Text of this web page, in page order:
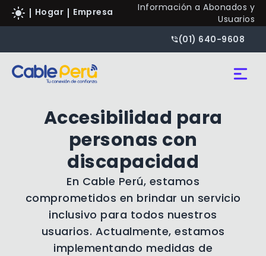
Hogar Empresa
Información a Abonados y
Usuarios
(01) 640-9608
CONTACTAREMOS
Tengo un Negocio
Accesibilidad para
personas con
discapacidad
En Cable Perú, estamos
comprometidos en brindar un servicio
inclusivo para todos nuestros
usuarios. Actualmente, estamos
implementando medidas de